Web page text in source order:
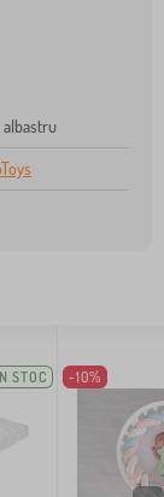
albastru
STOC -10%